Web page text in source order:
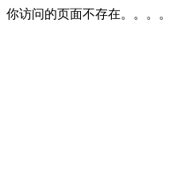
你访问的页面不存在。。。。